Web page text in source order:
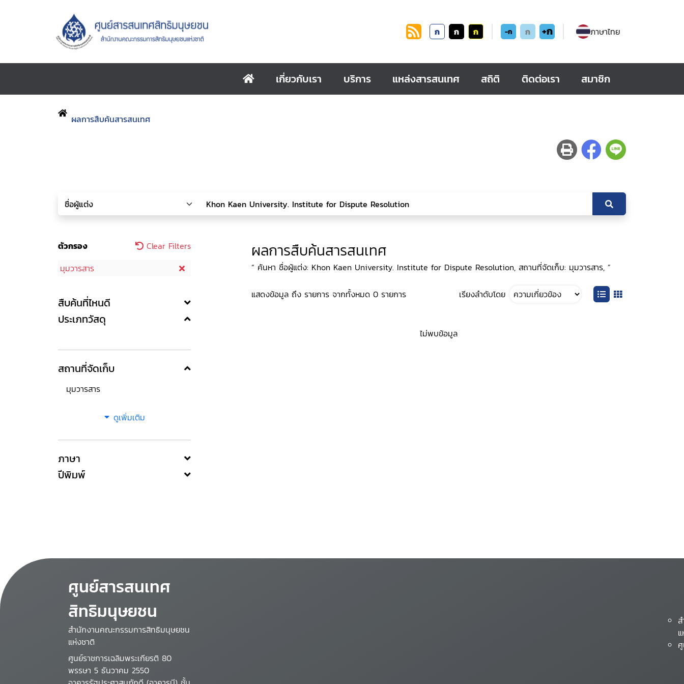
ก ก ก -ก ก +ก ภาษาไทย
เกี่ยวกับเรา บริการ แหล่งสารสนเทศ สถิติ ติดต่อเรา สมาชิก
ผลการสืบค้นสารสนเทศ
ตัวกรอง
Clear Filters
มุมวารสาร
สืบค้นที่ไหนดี
ประเภทวัสดุ
สถานที่จัดเก็บ
มุมวารสาร
ดูเพิ่มเติม
ภาษา
ปีพิมพ์
ผลการสืบค้นสารสนเทศ
“ ค้นหา ชื่อผู้แต่ง: Khon Kaen University. Institute for Dispute Resolution, สถานที่จัดเก็บ: มุมวารสาร, ”
แสดงข้อมูล ถึง รายการ จากทั้งหมด 0 รายการ เรียงลำดับโดย
ไม่พบข้อมูล
ศูนย์สารสนเทศ
สิทธิมนุษยชน
สำนักงานคณะกรรมการสิทธิมนุษยชน
แห่งชาติ
ศูนย์ราชการเฉลิมพระเกียรติ 80
พรรษา 5 ธันวาคม 2550